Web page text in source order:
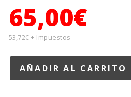
65,00€
53,72€ + Impuestos